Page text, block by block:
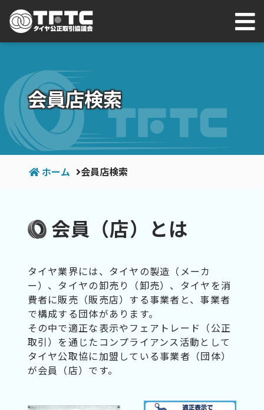
会員店検索
ホーム 会員店検索
会員（店）とは
タイヤ業界には、タイヤの製造（メーカ
ー）、タイヤの卸売り（卸売）、タイヤを消
費者に販売（販売店）する事業者と、事業者
で構成する団体があります。
その中で適正な表示やフェアトレード（公正
取引）を通じたコンプライアンス活動として
タイヤ公取協に加盟している事業者（団体）
が会員（店）です。